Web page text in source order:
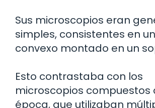
Sus microscopios eran
simples, consistentes en
convexo montado en un
Esto contrastaba con los
microscopios compuestos
época, que utilizaban